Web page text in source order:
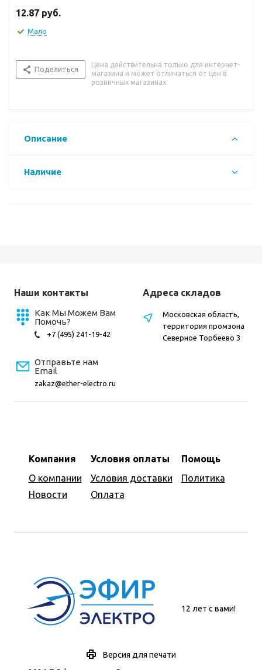
12.87 руб.
Мало
Поделиться
Цена действительна только для интернет-
магазина и может отличаться от цен в
розничных магазинах
Описание
Наличие
Наши контакты
Как Мы Можем Вам
Помочь?
+7 (495) 241-19-42
Отправьте нам
Email
zakaz@ether-electro.ru
Компания
О компании
Новости
Условия оплаты
Условия доставки
Оплата
Помощь
Политика
Адреса складов
Московская область,
территория промзона
Северное Торбеево 3
12 лет с вами!
Версия для печати